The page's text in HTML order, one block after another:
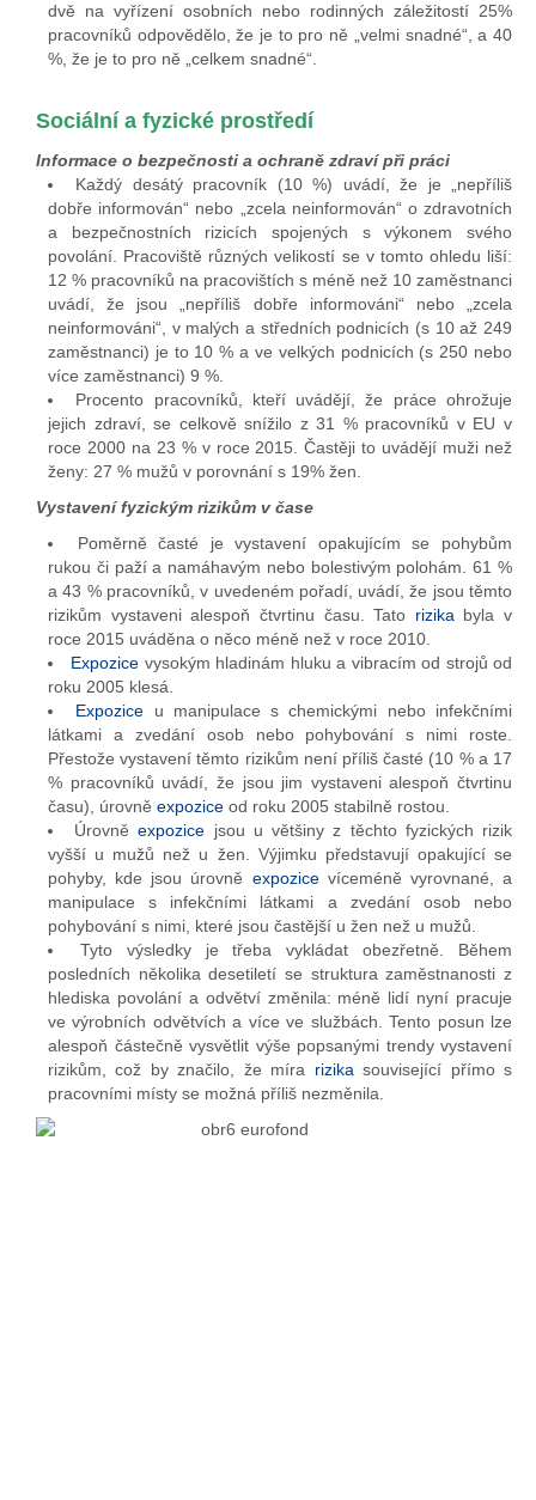
dvě na vyřízení osobních nebo rodinných záležitostí 25%
pracovníků odpovědělo, že je to pro ně „velmi snadné“, a 40
%, že je to pro ně „celkem snadné“.
Sociální a fyzické prostředí
Informace o bezpečnosti a ochraně zdraví při práci
Každý desátý pracovník (10 %) uvádí, že je „nepříliš
dobře informován“ nebo „zcela neinformován“ o zdravotních
a bezpečnostních rizicích spojených s výkonem svého
povolání. Pracoviště různých velikostí se v tomto ohledu liší:
12 % pracovníků na pracovištích s méně než 10 zaměstnanci
uvádí, že jsou „nepříliš dobře informováni“ nebo „zcela
neinformováni“, v malých a středních podnicích (s 10 až 249
zaměstnanci) je to 10 % a ve velkých podnicích (s 250 nebo
více zaměstnanci) 9 %.
Procento pracovníků, kteří uvádějí, že práce ohrožuje
jejich zdraví, se celkově snížilo z 31 % pracovníků v EU v
roce 2000 na 23 % v roce 2015. Častěji to uvádějí muži než
ženy: 27 % mužů v porovnání s 19% žen.
Vystavení fyzickým rizikům v čase
Poměrně časté je vystavení opakujícím se pohybům
rukou či paží a namáhavým nebo bolestivým polohám. 61 %
a 43 % pracovníků, v uvedeném pořadí, uvádí, že jsou těmto
rizikům vystaveni alespoň čtvrtinu času. Tato rizika byla v
roce 2015 uváděna o něco méně než v roce 2010.
Expozice vysokým hladinám hluku a vibracím od strojů od
roku 2005 klesá.
Expozice u manipulace s chemickými nebo infekčními
látkami a zvedání osob nebo pohybování s nimi roste.
Přestože vystavení těmto rizikům není příliš časté (10 % a 17
% pracovníků uvádí, že jsou jim vystaveni alespoň čtvrtinu
času), úrovně expozice od roku 2005 stabilně rostou.
Úrovněexpozice jsou u většiny z těchto fyzických rizik
vyšší u mužů než u žen. Výjimku představují opakující se
pohyby, kde jsou úrovně expozicevíceméně vyrovnané, a
manipulace s infekčními látkami a zvedání osob nebo
pohybování s nimi, které jsou častější u žen než u mužů.
Tyto výsledky je třeba vykládat obezřetně. Během
posledních několika desetiletí se struktura zaměstnanosti z
hlediska povolání a odvětví změnila: méně lidí nyní pracuje
ve výrobních odvětvích a více ve službách. Tento posun lze
alespoň částečně vysvětlit výše popsanými trendy vystavení
rizikům, což by značilo, že míra rizika související přímo s
pracovními místy se možná příliš nezměnila.